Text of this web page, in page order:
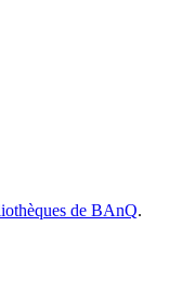
de BAnQ.